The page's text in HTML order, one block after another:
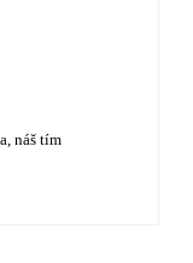
náš tím